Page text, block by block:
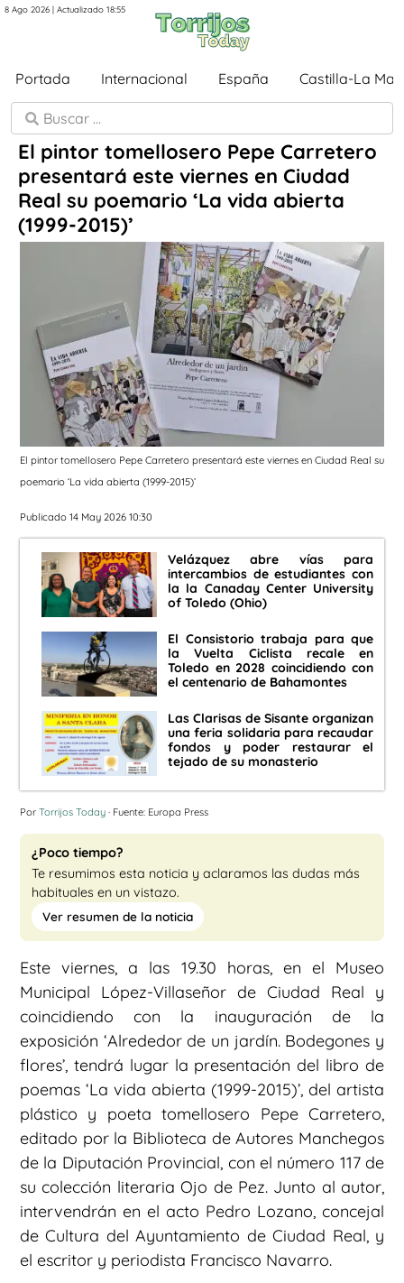
8 Ago 2026 | Actualizado 18:55
Portada Internacional España Castilla-La
El pintor tomellosero Pepe Carretero
presentará este viernes en Ciudad
Real su poemario ‘La vida abierta
(1999-2015)’
El pintor tomellosero Pepe Carretero presentará este viernes en Ciudad Real su
poemario ‘La vida abierta (1999-2015)’
Publicado 14 May 2026 10:30
Velázquez abre vías para
intercambios de estudiantes con
la la Canaday Center University
of Toledo (Ohio)
El Consistorio trabaja para que
la Vuelta Ciclista recale en
Toledo en 2028 coincidiendo con
el centenario de Bahamontes
Las Clarisas de Sisante organizan
una feria solidaria para recaudar
fondos y poder restaurar el
tejado de su monasterio
Por Torrijos Today · Fuente: Europa Press
¿Poco tiempo?
Te resumimos esta noticia y aclaramos las dudas más
habituales en un vistazo.
Ver resumen de la noticia
Este viernes, a las 19.30 horas, en el Museo
Municipal López-Villaseñor de Ciudad Real y
coincidiendo con la inauguración de la
exposición ‘Alrededor de un jardín. Bodegones y
flores’, tendrá lugar la presentación del libro de
poemas ‘La vida abierta (1999-2015)’, del artista
plástico y poeta tomellosero Pepe Carretero,
editado por la Biblioteca de Autores Manchegos
de la Diputación Provincial, con el número 117 de
su colección literaria Ojo de Pez. Junto al autor,
intervendrán en el acto Pedro Lozano, concejal
de Cultura del Ayuntamiento de Ciudad Real, y
el escritor y periodista Francisco Navarro.